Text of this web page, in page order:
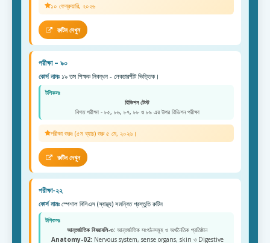
১০ ফেব্রুয়ারি, ২০২৬
রুটিন দেখুন
পরীক্ষা – ৯০
কোর্স নামঃ ১৯ তম শিক্ষক নিবন্ধন - লেকচারশীট ভিত্তিক।
টপিকসঃ
রিভিশন টেস্ট
বিগত পরীক্ষা - ৮৫, ৮৬, ৮৭, ৮৮ ও ৮৯ এর উপর রিভিশন পরীক্ষা
পরীক্ষা শুরুঃ (৫ম ব্যাচ) শুরু ৫ মে, ২০২৬।
রুটিন দেখুন
পরীক্ষা-২২
কোর্স নামঃ স্পেশাল বিসিএস (স্বাস্থ্য) সমন্বিত প্রস্তুতি রুটিন
টপিকসঃ
আন্তর্জাতিক বিষয়াবলি-৩: আন্তর্জাতিক সংগঠনসমূহ ও অর্থনৈতিক প্রতিষ্ঠান
Anatomy-02:Nervous system, sense organs, skin ও Digestive